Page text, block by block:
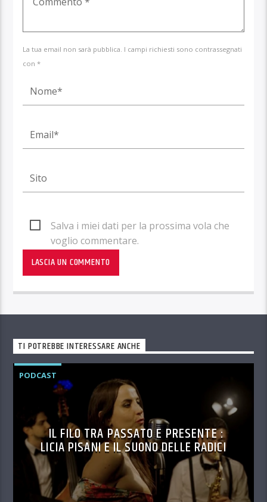
La tua email non sarà pubblica. I campi richiesti sono contrassegnati
con *
Salva i miei dati per la prossima vola che
voglio commentare.
TI POTREBBE INTERESSARE ANCHE
PODCAST
IL FILO TRA PASSATO E PRESENTE :
LICIA PISANI E IL SUONO DELLE RADICI